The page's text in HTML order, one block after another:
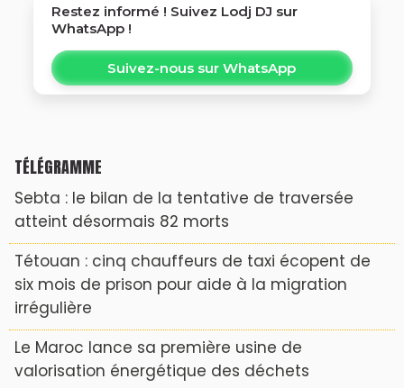
Restez informé ! Suivez Lodj DJ sur
WhatsApp !
Suivez-nous sur WhatsApp
TÉLÉGRAMME
Sebta : le bilan de la tentative de traversée
atteint désormais 82 morts
Tétouan : cinq chauffeurs de taxi écopent de
six mois de prison pour aide à la migration
irrégulière
Le Maroc lance sa première usine de
valorisation énergétique des déchets